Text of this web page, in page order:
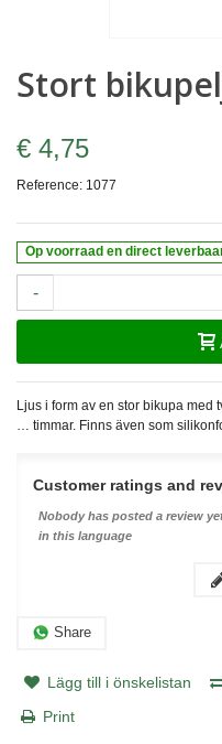
Stort
€ 4,75
Reference: 1077
Op voorraad en direct
-
Ljus i form av en stor bikupa med
… timmar. Finns även som
Customer ratings and
Nobody has posted a review
in this language
Share
Lägg till i önskelistan
Print